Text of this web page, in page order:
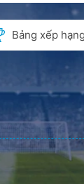
Bảng xếp hạng